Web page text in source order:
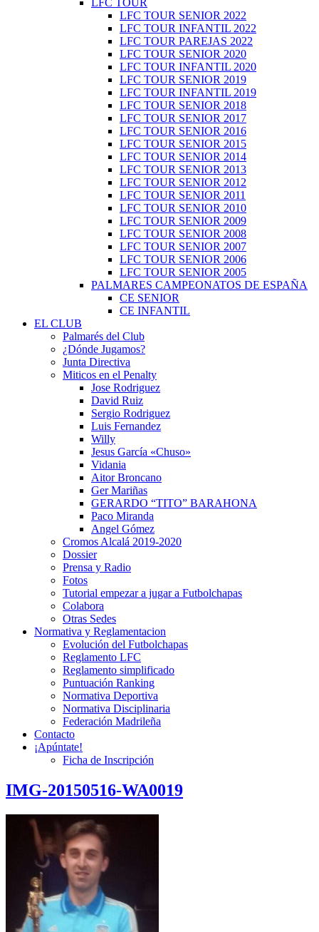
LFC TOUR
LFC TOUR SENIOR 2022
LFC TOUR INFANTIL 2022
LFC TOUR PAREJAS 2022
LFC TOUR SENIOR 2020
LFC TOUR INFANTIL 2020
LFC TOUR SENIOR 2019
LFC TOUR INFANTIL 2019
LFC TOUR SENIOR 2018
LFC TOUR SENIOR 2017
LFC TOUR SENIOR 2016
LFC TOUR SENIOR 2015
LFC TOUR SENIOR 2014
LFC TOUR SENIOR 2013
LFC TOUR SENIOR 2012
LFC TOUR SENIOR 2011
LFC TOUR SENIOR 2010
LFC TOUR SENIOR 2009
LFC TOUR SENIOR 2008
LFC TOUR SENIOR 2007
LFC TOUR SENIOR 2006
LFC TOUR SENIOR 2005
PALMARES CAMPEONATOS DE ESPAÑA
CE SENIOR
CE INFANTIL
EL CLUB
Palmarés del Club
¿Dónde Jugamos?
Junta Directiva
Miticos en el Penalty
Jose Rodriguez
David Ruiz
Sergio Rodriguez
Luis Fernandez
Willy
Jesus García «Chuso»
Vidania
Aitor Broncano
Ger Mariñas
GERARDO “TITO” BARAHONA
Paco Miranda
Angel Gómez
Cromos Alcalá 2019-2020
Dossier
Prensa y Radio
Fotos
Tutorial empezar a jugar a Futbolchapas
Colabora
Otras Sedes
Normativa y Reglamentacion
Evolución del Futbolchapas
Reglamento LFC
Reglamento simplificado
Puntuación Ranking
Normativa Deportiva
Normativa Disciplinaria
Federación Madrileña
Contacto
¡Apúntate!
Ficha de Inscripción
IMG-20150516-WA0019